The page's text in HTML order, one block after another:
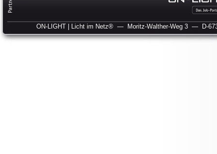
ON-LIGHT | Licht im Netz® — Moritz-Walther-Weg 3 — D-